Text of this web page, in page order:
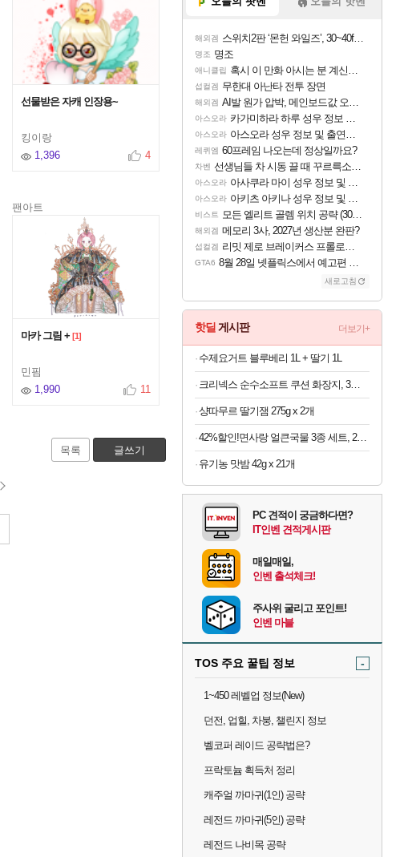
선물받은 자캐 인장용~
킹이랑
1,396
4
팬아트
마카 그림 + [1]
민핌
1,990
11
목록 글쓰기
해외겜 스위치2판 ‘몬헌 와일즈’, 30~40fps 목표 추정
명조 명조
애니클립 혹시 이 만화 아시는 분 계신가요
섭컬겜 무한대 아난타 전투 장면
해외겜 AI발 원가 압박, 메인보드값 오르나
아스오라 카가미하라 하루 성우 정보 및 주요 필모
아스오라 아스오라 성우 정보 및 출연작 모음
레퀴엠 60프레임 나오는데 정상일까요?
차벤 선생님들 차 시동 끌 때 꾸르륵소리나는데
아스오라 아사쿠라 마이 성우 정보 및 주요 필모
아스오라 아키츠 아키나 성우 정보 및 주요 필모
비스트 모든 엘리트 골렘 위치 공략 (30개) - 방랑 결투가
해외겜 메모리 3사, 2027년 생산분 완판?
섭컬겜 리밋 제로 브레이커스 프롤로그 테스트 후기 영상 업로드
GTA6 8월 28일 넷플릭스에서 예고편 공개 예정
새로고침
핫딜 게시판 더보기+
수제요거트 블루베리 1L + 딸기 1L
크리넥스 순수소프트 쿠션 화장지, 3겹, 25m, 30롤, 2개
샹따무르 딸기잼 275g x 2개
42%할인!면사랑 얼큰국물 3종 세트, 2kg, 1개
유기농 맛밤 42g x 21개
PC 견적이 궁금하다면?
IT인벤 견적게시판
매일매일,
인벤 출석체크!
주사위 굴리고 포인트!
인벤 마블
TOS 주요 꿀팁 정보 -
1~450 레벨업 정보(New)
던전, 업힐, 차붕, 챌린지 정보
벨코퍼 레이드 공략법은?
프락토늄 획득처 정리
캐주얼 까마귀(1인) 공략
레전드 까마귀(5인) 공략
레전드 나비목 공략